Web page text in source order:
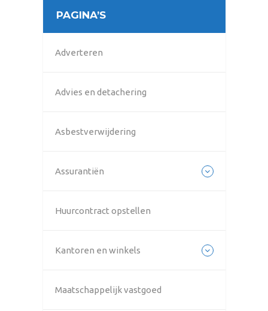
PAGINA’S
Adverteren
Advies en detachering
Asbestverwijdering
Assurantiën
Huurcontract opstellen
Kantoren en winkels
Maatschappelijk vastgoed